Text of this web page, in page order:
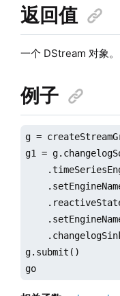
返回值
一个 DStream 对象。
例子
g =
g1 =
g.submit()
go